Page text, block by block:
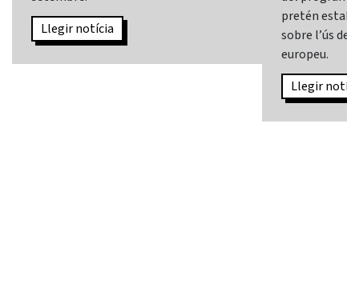
Llegir notícia
pretén
sobre l’ús de
europeu.
Llegir